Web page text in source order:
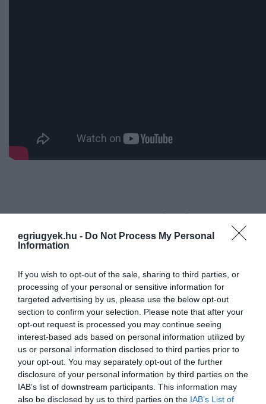
egriugyek.hu - Do Not Process My Personal
Information
If you wish to opt-out of the sale, sharing to third parties, or
processing of your personal or sensitive information for
targeted advertising by us, please use the below opt-out
section to confirm your selection. Please note that after your
opt-out request is processed you may continue seeing
interest-based ads based on personal information utilized by
us or personal information disclosed to third parties prior to
your opt-out. You may separately opt-out of the further
disclosure of your personal information by third parties on the
IAB’s list of downstream participants. This information may
also be disclosed by us to third parties on the IAB’s List of
Ne maradjon le a legfrissebb hírekről, kövessen
bennünket az EGRI ÜGYEK Google Hírek oldalán!
VISSZA A FŐOLDALRA
Legfrissebb híreink